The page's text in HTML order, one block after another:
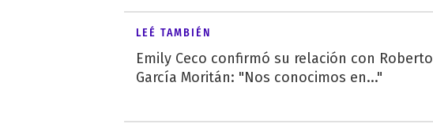
LEÉ TAMBIÉN
Emily Ceco confirmó su relación con Roberto
García Moritán: "Nos conocimos en..."